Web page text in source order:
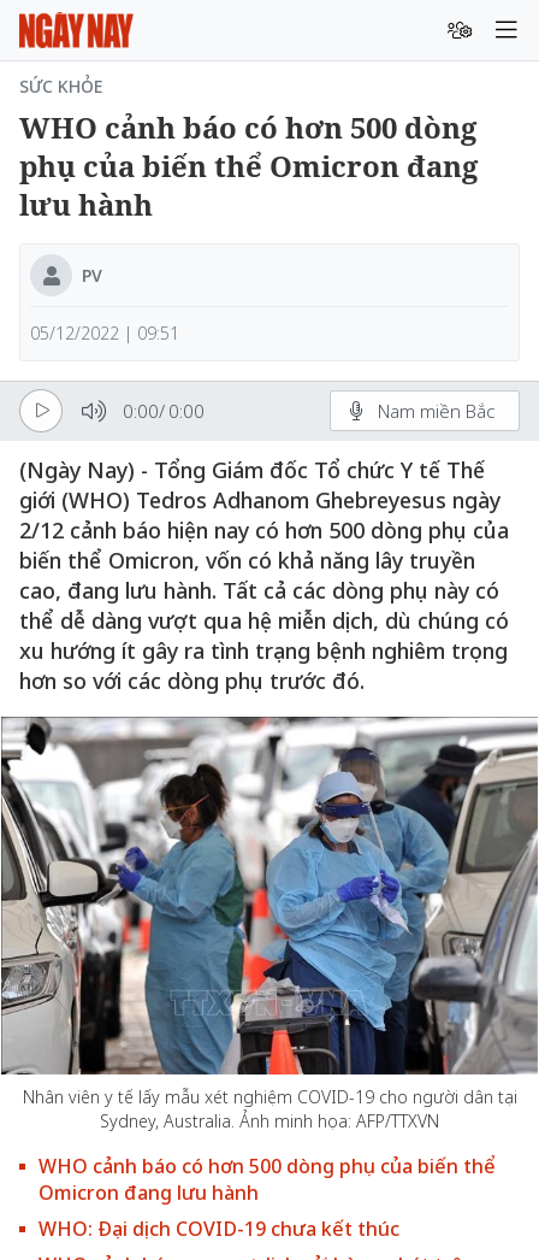
SỨC KHỎE
WHO cảnh báo có hơn 500 dòng
phụ của biến thể Omicron đang
lưu hành
PV
05/12/2022 | 09:51
0:00/ 0:00 Nam miền Bắc
(Ngày Nay) - Tổng Giám đốc Tổ chức Y tế Thế
giới (WHO) Tedros Adhanom Ghebreyesus ngày
2/12 cảnh báo hiện nay có hơn 500 dòng phụ của
biến thể Omicron, vốn có khả năng lây truyền
cao, đang lưu hành. Tất cả các dòng phụ này có
thể dễ dàng vượt qua hệ miễn dịch, dù chúng có
xu hướng ít gây ra tình trạng bệnh nghiêm trọng
hơn so với các dòng phụ trước đó.
Nhân viên y tế lấy mẫu xét nghiệm COVID-19 cho người dân tại
Sydney, Australia. Ảnh minh họa: AFP/TTXVN
WHO cảnh báo có hơn 500 dòng phụ của biến thể
Omicron đang lưu hành
WHO: Đại dịch COVID-19 chưa kết thúc